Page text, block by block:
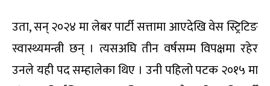
उता, सन् २०२४ मा लेबर पार्टी सत्तामा आएदेखि वेस स्ट्रिटिङ
स्वास्थ्यमन्त्री छन् । त्यसअघि तीन वर्षसम्म विपक्षमा रहेर
उनले यही पद सम्हालेका थिए । उनी पहिलो पटक २०१५ मा